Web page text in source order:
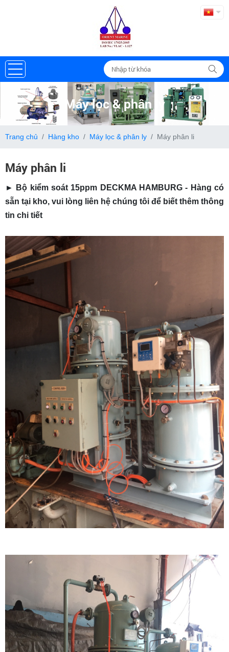
Máy lọc & phân ly
Trang chủ Hàng kho Máy lọc & phân ly Máy phân li
Máy phân li
► Bộ kiểm soát 15ppm DECKMA HAMBURG - Hàng có
sẵn tại kho, vui lòng liên hệ chúng tôi để biết thêm thông
tin chi tiết